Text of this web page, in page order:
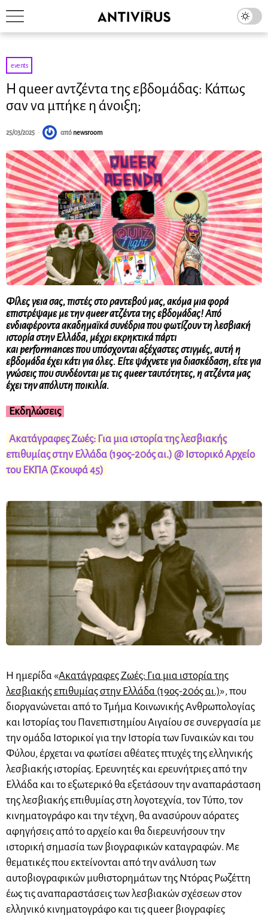
events
Η queer αντζέντα της εβδομάδας: Κάπως
σαν να μπήκε η άνοιξη;
25/03/2025 από newsroom
Φίλες γεια σας, πιστές στο ραντεβού μας, ακόμα μια φορά
επιστρέψαμε με την queer ατζέντα της εβδομάδας! Από
ενδιαφέροντα ακαδημαϊκά συνέδρια που φωτίζουν τη λεσβιακή
ιστορία στην Ελλάδα, μέχρι εκρηκτικά πάρτι
και performances που υπόσχονται αξέχαστες στιγμές, αυτή η
εβδομάδα έχει κάτι για όλες. Είτε ψάχνετε για διασκέδαση, είτε για
γνώσεις που συνδέονται με τις queer ταυτότητες, η ατζέντα μας
έχει την απόλυτη ποικιλία.
Εκδηλώσεις
Ακατάγραφες Ζωές: Για μια ιστορία της λεσβιακής
επιθυμίας στην Ελλάδα (19ος-20ός αι.) @ Ιστορικό Αρχείο
του ΕΚΠΑ (Σκουφά 45)
Η ημερίδα «Ακατάγραφες Ζωές: Για μια ιστορία της
λεσβιακής επιθυμίας στην Ελλάδα (19ος-20ός αι.)», που
διοργανώνεται από το Τμήμα Κοινωνικής Ανθρωπολογίας
και Ιστορίας του Πανεπιστημίου Αιγαίου σε συνεργασία με
την ομάδα Ιστορικοί για την Ιστορία των Γυναικών και του
Φύλου, έρχεται να φωτίσει αθέατες πτυχές της ελληνικής
λεσβιακής ιστορίας. Ερευνητές και ερευνήτριες από την
Ελλάδα και το εξωτερικό θα εξετάσουν την αναπαράσταση
της λεσβιακής επιθυμίας στη λογοτεχνία, τον Τύπο, τον
κινηματογράφο και την τέχνη, θα ανασύρουν αόρατες
αφηγήσεις από το αρχείο και θα διερευνήσουν την
ιστορική σημασία των βιογραφικών καταγραφών. Με
θεματικές που εκτείνονται από την ανάλυση των
αυτοβιογραφικών μυθιστορημάτων της Ντόρας Ρωζέττη
έως τις αναπαραστάσεις των λεσβιακών σχέσεων στον
ελληνικό κινηματογράφο και τις queer βιογραφίες